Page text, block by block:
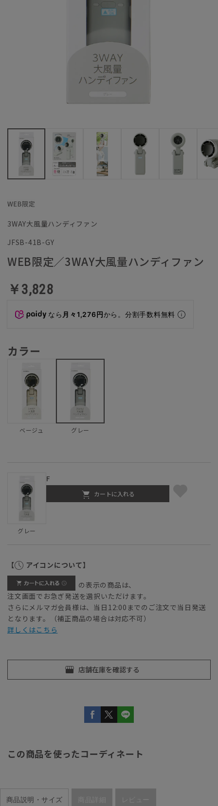
3WAY大風量ハンディファン
JFSB-41B-GY
WEB限定／3WAY大風量ハンディファン
￥3,828
なら 月々1,276円から。分割手数料無料
カラー
ベージュ グレー
グレー
F
カートに入れる
【 アイコンについて】
の表示の商品は、
注文画面でお急ぎ発送を選択いただけます。
さらにメルマガ会員様は、当日12:00までのご注文で当日発送
となります。（補正商品の場合は対応不可）
詳しくはこちら
この商品を使ったコーディネート
商品説明・サイズ 商品詳細 レビュー